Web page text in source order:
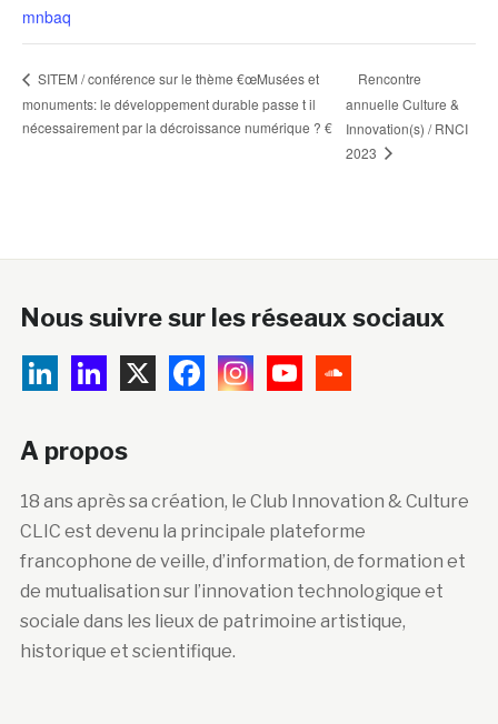
mnbaq
SITEM / conférence sur le thème €œMusées et
monuments: le développement durable passe t il
nécessairement par la décroissance numérique ? €
Rencontre
annuelle Culture &
Innovation(s) / RNCI
2023
Nous suivre sur les réseaux sociaux
A propos
18 ans après sa création, le Club Innovation & Culture
CLIC est devenu la principale plateforme
francophone de veille, d’information, de formation et
de mutualisation sur l’innovation technologique et
sociale dans les lieux de patrimoine artistique,
historique et scientifique.